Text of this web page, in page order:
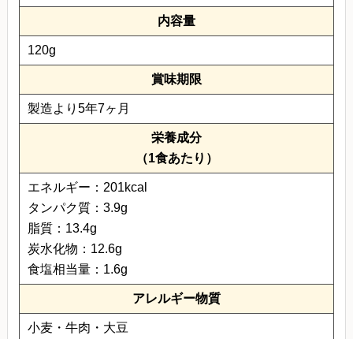
内容量
120g
賞味期限
製造より5年7ヶ月
栄養成分
（1食あたり）
エネルギー：201kcal
タンパク質：3.9g
脂質：13.4g
炭水化物：12.6g
食塩相当量：1.6g
アレルギー物質
小麦・牛肉・大豆